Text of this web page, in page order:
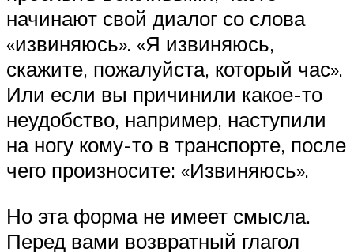
начинают свой диалог со слова
«извиняюсь». «Я извиняюсь,
скажите, пожалуйста, который час».
Или если вы причинили какое-то
неудобство, например, наступили
на ногу кому-то в транспорте, после
чего произносите: «Извиняюсь».
Но эта форма не имеет смысла.
Перед вами возвратный глагол